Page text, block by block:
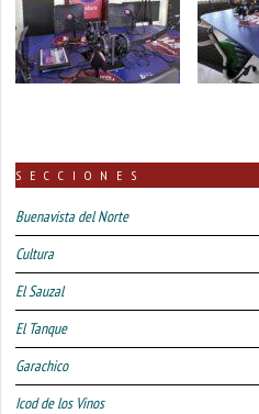
SECCIONES
Buenavista del Norte
Cultura
El Sauzal
El Tanque
Garachico
Icod de los Vinos